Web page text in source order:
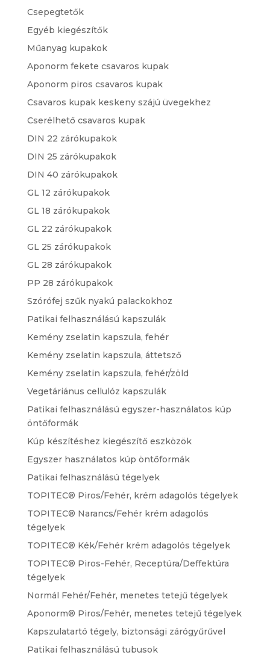
Csepegtetők
Egyéb kiegészítők
Műanyag kupakok
Aponorm fekete csavaros kupak
Aponorm piros csavaros kupak
Csavaros kupak keskeny szájú üvegekhez
Cserélhető csavaros kupak
DIN 22 zárókupakok
DIN 25 zárókupakok
DIN 40 zárókupakok
GL 12 zárókupakok
GL 18 zárókupakok
GL 22 zárókupakok
GL 25 zárókupakok
GL 28 zárókupakok
PP 28 zárókupakok
Szórófej szűk nyakú palackokhoz
Patikai felhasználású kapszulák
Kemény zselatin kapszula, fehér
Kemény zselatin kapszula, áttetsző
Kemény zselatin kapszula, fehér/zöld
Vegetáriánus cellulóz kapszulák
Patikai felhasználású egyszer-használatos kúp
öntőformák
Kúp készítéshez kiegészítő eszközök
Egyszer használatos kúp öntőformák
Patikai felhasználású tégelyek
TOPITEC® Piros/Fehér, krém adagolós tégelyek
TOPITEC® Narancs/Fehér krém adagolós
tégelyek
TOPITEC® Kék/Fehér krém adagolós tégelyek
TOPITEC® Piros-Fehér, Receptúra/Deffektúra
tégelyek
Normál Fehér/Fehér, menetes tetejű tégelyek
Aponorm® Piros/Fehér, menetes tetejű tégelyek
Kapszulatartó tégely, biztonsági zárógyűrűvel
Patikai felhasználású tubusok